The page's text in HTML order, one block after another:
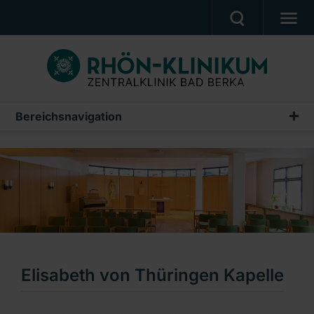
UNSERE KLINIK
PATIENTEN & ANGEHÖRIGE
PRESSE, VERANSTALTUNGEN, FILME
Ein Unternehmen der RHÖN-KLINIKUM AG
Bereichsnavigation
Seelsorge
Rufbereitschaft der Seelsorge
Gottesdienste & Musiken
Elisabeth von Thüringen Kapelle
Elisabeth von Thüringen Kapelle